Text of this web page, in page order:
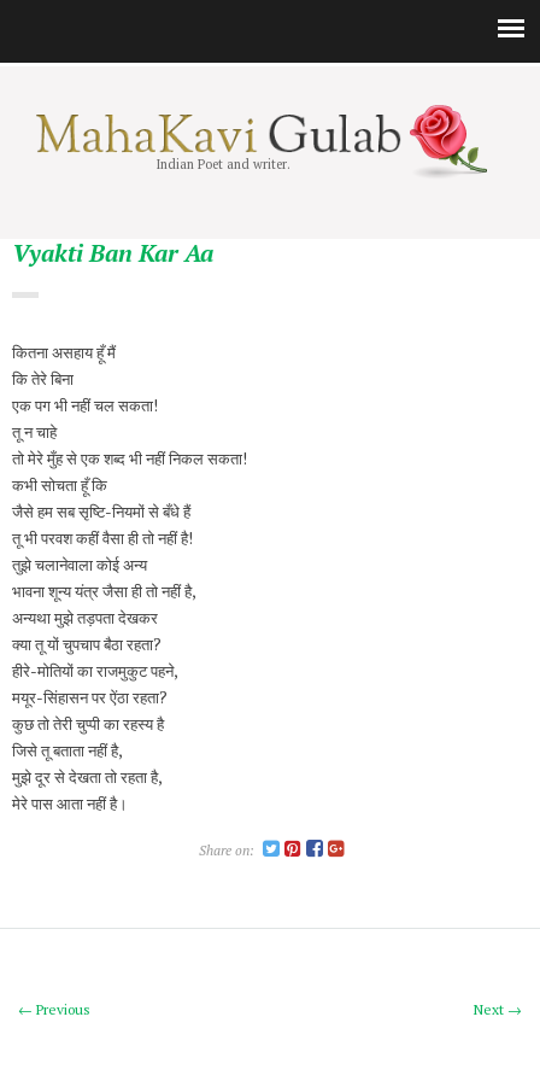
Indian Poet and writer.
Vyakti Ban Kar Aa
कितना असहाय हूँ मैं
कि तेरे बिना
एक पग भी नहीं चल सकता!
तू न चाहे
तो मेरे मुँह से एक शब्द भी नहीं निकल सकता!
कभी सोचता हूँ कि
जैसे हम सब सृष्टि-नियमों से बँधे हैं
तू भी परवश कहीं वैसा ही तो नहीं है!
तुझे चलानेवाला कोई अन्य
भावना शून्य यंत्र जैसा ही तो नहीं है,
अन्यथा मुझे तड़पता देखकर
क्या तू यों चुपचाप बैठा रहता?
हीरे-मोतियों का राजमुकुट पहने,
मयूर-सिंहासन पर ऐंठा रहता?
कुछ तो तेरी चुप्पी का रहस्य है
जिसे तू बताता नहीं है,
मुझे दूर से देखता तो रहता है,
मेरे पास आता नहीं है।
Share on:
Next →
← Previous